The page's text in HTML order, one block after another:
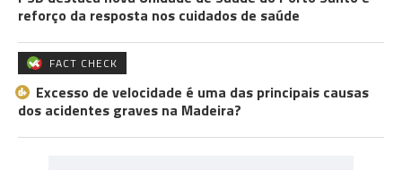
reforço da resposta nos cuidados de saúde
FACT CHECK
Excesso de velocidade é uma das principais causas
dos acidentes graves na Madeira?